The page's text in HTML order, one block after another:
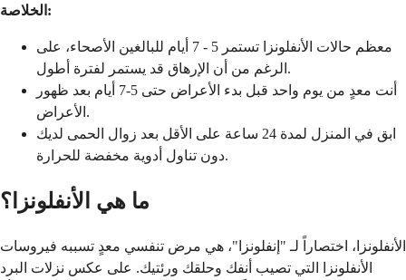
الخلاصة:
معظم حالات الأنفلونزا تستمر 5 - 7 أيام للبالغين الأصحاء، على
الرغم من أن الإرهاق قد يستمر لفترة أطول.
أنت معدٍ من يوم واحد قبل بدء الأعراض حتى 5-7 أيام بعد ظهور
الأعراض.
ابق في المنزل لمدة 24 ساعة على الأقل بعد زوال الحمى لديك
دون تناول أدوية مخفضة للحرارة.
ما هي الأنفلونزا؟
الأنفلونزا، اختصاراً لـ "إنفلونزا"، هي مرض تنفسي معدٍ تسببه فيروسات
الأنفلونزا التي تصيب أنفك وحلقك ورئتيك. على عكس نزلات البرد